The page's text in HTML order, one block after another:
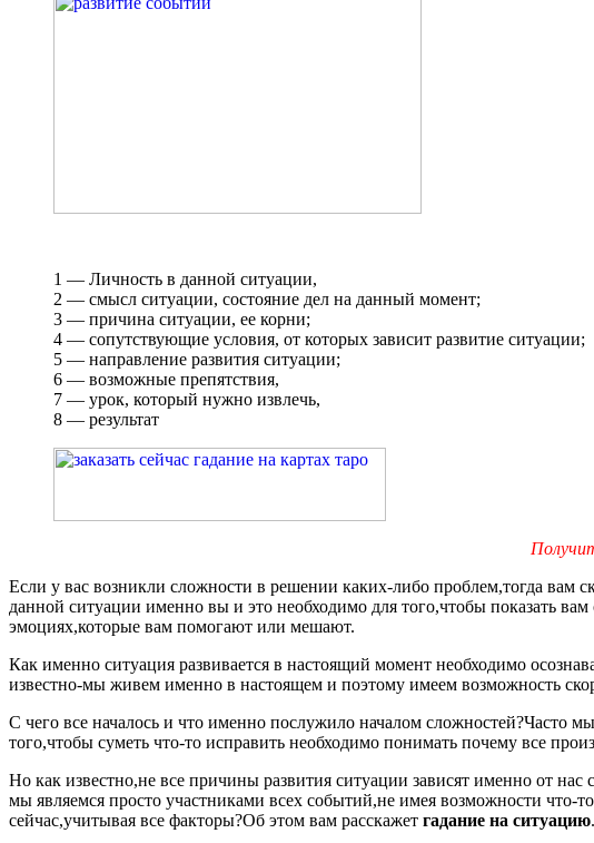
1 — Личность в данной ситуации,
2 — смысл ситуации, состояние дел на данный момент;
3 — причина ситуации, ее корни;
4 — сопутствующие условия, от которых зависит развитие ситуации;
5 — направление развития ситуации;
6 — возможные препятствия,
7 — урок, который нужно извлечь,
8 — результат
Если у вас возникли сложности в решении каких-либо проблем,тогда вам
данной ситуации именно вы и это необходимо для того,чтобы показать
эмоциях,которые вам помогают или мешают.
Как именно ситуация развивается в настоящий момент необходимо
известно-мы живем именно в настоящем и поэтому имеем возможность
С чего все началось и что именно послужило началом сложностей?Часто
того,чтобы суметь что-то исправить необходимо понимать почему все
Но как известно,не все причины развития ситуации зависят именно от
мы являемся просто участниками всех событий,не имея возможности что-
сейчас,учитывая все факторы?Об этом вам расскажет гадание на ситуацию.